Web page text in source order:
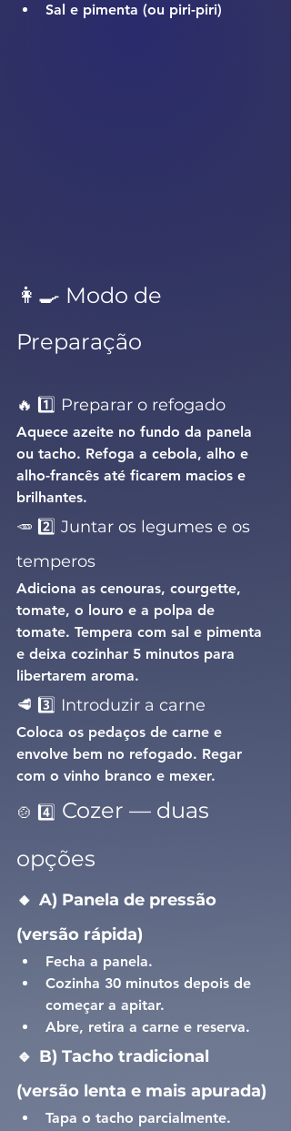
Sal e pimenta (ou piri-piri)
👩‍🍳 Modo de
Preparação
🔥 1️⃣ Preparar o refogado
Aquece azeite no fundo da panela
ou tacho. Refoga a cebola, alho e
alho-francês até ficarem macios e
brilhantes.
🥕 2️⃣ Juntar os legumes e os
temperos
Adiciona as cenouras, courgette,
tomate, o louro e a polpa de
tomate. Tempera com sal e pimenta
e deixa cozinhar 5 minutos para
libertarem aroma.
🥩 3️⃣ Introduzir a carne
Coloca os pedaços de carne e
envolve bem no refogado. Regar
com o vinho branco e mexer.
🍲 4️⃣ Cozer — duas
opções
🔸 A) Panela de pressão
(versão rápida)
Fecha a panela.
Cozinha 30 minutos depois de
começar a apitar.
Abre, retira a carne e reserva.
🔹 B) Tacho tradicional
(versão lenta e mais apurada)
Tapa o tacho parcialmente.